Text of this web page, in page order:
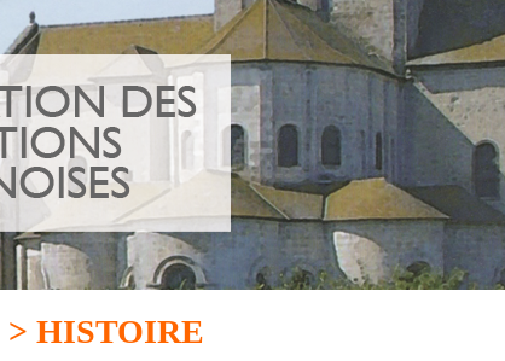
> HISTOIRE